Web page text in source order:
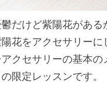
だけど紫陽花がある
花をアクセサリーに
クセサリーの基本
限定レッスンです。